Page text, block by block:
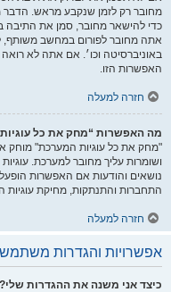
מחובר רק לזמן שנקבע מראש. הדבר
כדי להישאר מחובר, סמן את
אתה מחובר לפורום במחשב
באוניברסיטה וכו׳. אם אתה לא
האפשרות הזו.
חזרה למעלה
מה האפשרות “מחק את כל
ושומרות עליך מחובר למערכת.
נושאים והודעות אם האפשרות
התחברות והתנתקות, מחיקת עוגיות
חזרה למעלה
אפשרויות והגדרות משתמש
כיצד אני משנה את ההגדרות שלי?